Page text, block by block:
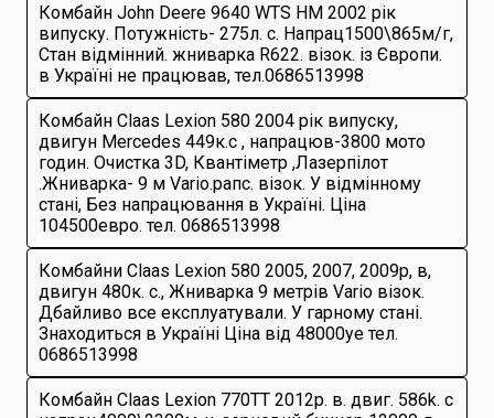
Комбайн John Deere 9640 WTS HM 2002 рік
випуску. Потужність- 275л. с. Напрац1500\865м/г,
Стан відмінний. жниварка R622. візок. із Європи.
в Україні не працював, тел.0686513998
Комбайн Claas Lexion 580 2004 рік випуску,
двигун Mercedes 449к.с , напрацюв-3800 мото
годин. Очистка 3D, Квантіметр ,Лазерпілот
.Жниварка- 9 м Vario.рапс. візок. У відмінному
стані, Без напрацювання в Україні. Ціна
104500евро. тел. 0686513998
Комбайни Claas Lexion 580 2005, 2007, 2009р, в,
двигун 480к. с., Жниварка 9 метрів Vario візок.
Дбайливо все експлуатували. У гарному стані.
Знаходиться в Україні Ціна від 48000уе тел.
0686513998
Комбайн Claas Lexion 770TT 2012р. в. двиг. 586k. с